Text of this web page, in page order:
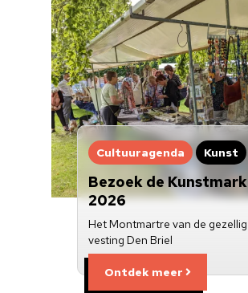
Cultuuragenda Kunst
Bezoek de
2026
Het Montmartre van de
vesting Den Briel
Ontdek meer